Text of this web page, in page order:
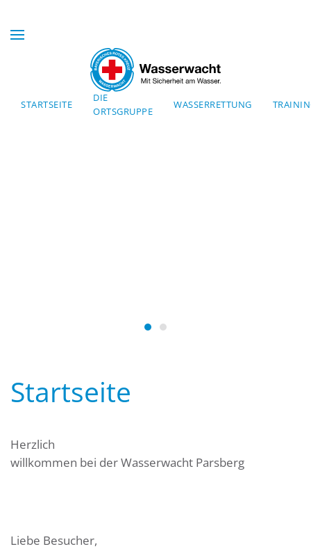
STARTSEITE
DIE
ORTSGRUPPE
WASSERRETTUNG
Wasserwacht Bayern
Startseite
Herzlich
willkommen bei der Wasserwacht Parsberg
Liebe Besucher,